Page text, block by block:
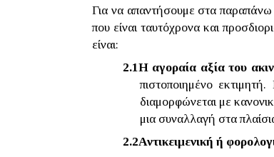
Για να απαντήσουμε στα
που είναι ταυτόχρονα και
είναι:
2.1Η αγοραία αξία του
πιστοποιημένο
διαμορφώνεται με
μια συναλλαγή στα
2.2Αντικειμενική ή